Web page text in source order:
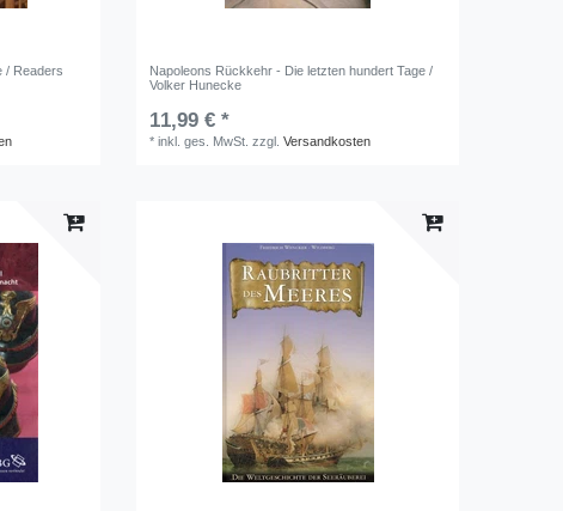
/ Readers
Napoleons Rückkehr - Die letzten hundert Tage /
Volker Hunecke
11,99 € *
*inkl. ges. MwSt. zzgl.Versandkosten